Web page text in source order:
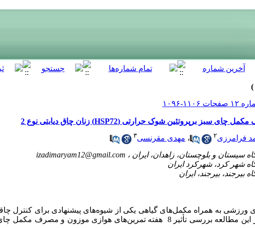
فرامرزی۲ ، مهدی مقرنسی۳
izadimaryam12@gmail.com
ورزشی به همراه مکمل‌های گیاهی یکی از شیوه‌های پیشنهادی برای کنترل
تمرین‌های هوازی موزون و مصرف مکمل چای سبز بر